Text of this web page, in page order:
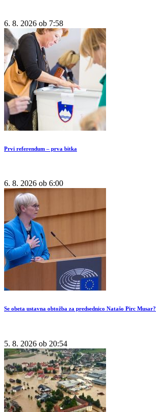
6. 8. 2026 ob 7:58
Prvi referendum – prva bitka
6. 8. 2026 ob 6:00
Se obeta ustavna obtožba za predsednico Natašo Pirc Musar?
5. 8. 2026 ob 20:54